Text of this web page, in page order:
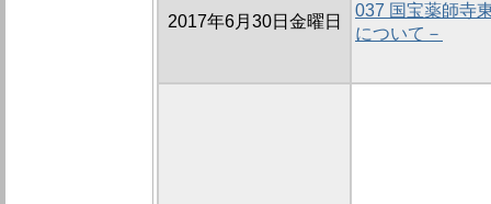
2017年6月30日金曜日
037 国宝薬師寺
について－